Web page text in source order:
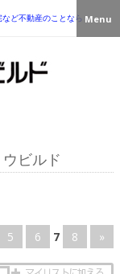
ど不動産のことなら Menu
ビルド
5 6 7 8 »